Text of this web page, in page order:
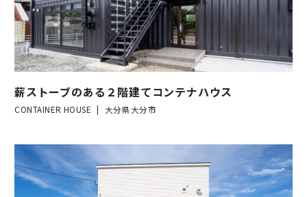
薪ストーブのある２階建てコンテナハウス
CONTAINER HOUSE 大分県大分市